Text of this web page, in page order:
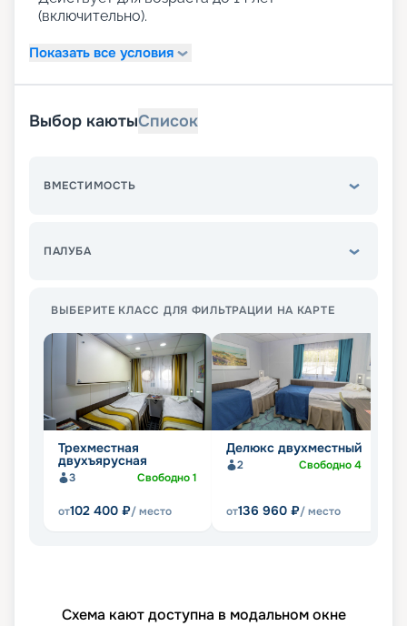
(включительно).
Показать все условия
Выбор каютыСписок
ВМЕСТИМОСТЬ
ПАЛУБА
ВЫБЕРИТЕ КЛАСС ДЛЯ ФИЛЬТРАЦИИ НА КАРТЕ
Трехместная
двухъярусная
3 Свободно1
от102 400 ₽/ место
Делюкс двухместный
2 Свободно4
от136 960 ₽/ место
Схема кают доступна в модальном окне